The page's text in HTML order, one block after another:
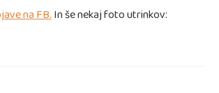
na FB. In še nekaj foto utrinkov: